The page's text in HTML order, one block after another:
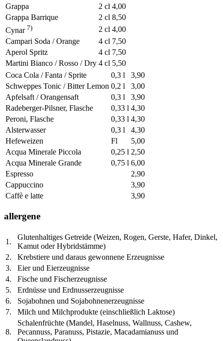
Grappa
2 cl 4,00
Grappa Barrique
2 cl 8,50
Cynar 7) 2 cl 4,00
Campari Soda / Orange
4 cl 7,50
Aperol Spritz
4 cl 7,50
Martini Bianco / Rosso / Dry 4 cl 5,50
Coca Cola / Fanta / Sprite
0,3 l
3,90
Schweppes Tonic / Bitter Lemon 0,2 l
3,00
Apfelsaft / Orangensaft
0,3 l
3,90
Radeberger-Pilsner, Flasche
0,33 l 4,30
Peroni, Flasche
0,33 l 4,30
Alsterwasser
0,3 l
4,30
Hefeweizen
Fl
5,00
Acqua Minerale Piccola
0,25 l 2,50
Acqua Minerale Grande
0,75 l 6,00
Espresso
2,90
Cappuccino
3,90
Caffè e latte
3,90
allergene
1.
Glutenhaltiges Getreide (Weizen, Rogen, Gerste, Hafer, Dinkel,
Kamut oder Hybridstämme)
2.
Krebstiere und daraus gewonnene Erzeugnisse
3.
Eier und Eierzeugnisse
4.
Fische und Fischerzeugnisse
5.
Erdnüsse und Erdnusserzeugnisse
6.
Sojabohnen und Sojabohnenerzeugnisse
7.
Milch und Milchprodukte (einschließlich Laktose)
8.
Schalenfrüchte (Mandel, Haselnuss, Wallnuss, Cashew,
Pecannuss, Paranuss, Pistazie, Macadamianuss und